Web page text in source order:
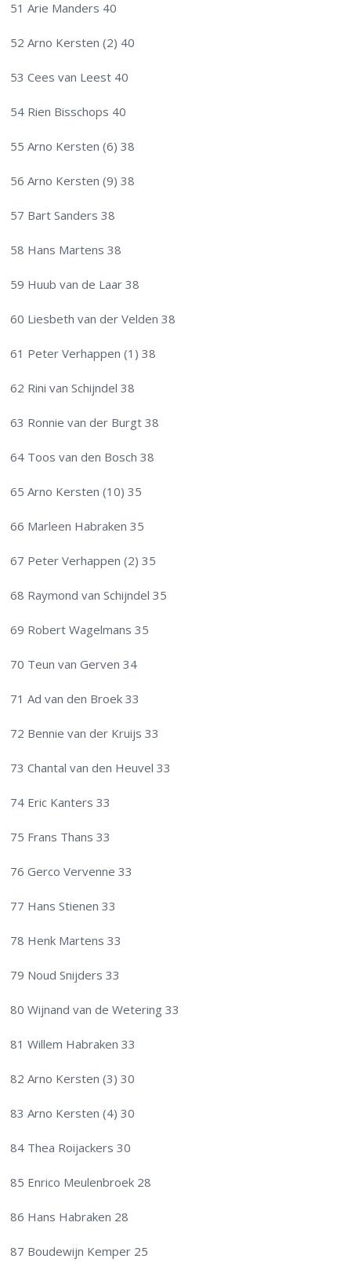
51 Arie Manders 40
52 Arno Kersten (2) 40
53 Cees van Leest 40
54 Rien Bisschops 40
55 Arno Kersten (6) 38
56 Arno Kersten (9) 38
57 Bart Sanders 38
58 Hans Martens 38
59 Huub van de Laar 38
60 Liesbeth van der Velden 38
61 Peter Verhappen (1) 38
62 Rini van Schijndel 38
63 Ronnie van der Burgt 38
64 Toos van den Bosch 38
65 Arno Kersten (10) 35
66 Marleen Habraken 35
67 Peter Verhappen (2) 35
68 Raymond van Schijndel 35
69 Robert Wagelmans 35
70 Teun van Gerven 34
71 Ad van den Broek 33
72 Bennie van der Kruijs 33
73 Chantal van den Heuvel 33
74 Eric Kanters 33
75 Frans Thans 33
76 Gerco Vervenne 33
77 Hans Stienen 33
78 Henk Martens 33
79 Noud Snijders 33
80 Wijnand van de Wetering 33
81 Willem Habraken 33
82 Arno Kersten (3) 30
83 Arno Kersten (4) 30
84 Thea Roijackers 30
85 Enrico Meulenbroek 28
86 Hans Habraken 28
87 Boudewijn Kemper 25